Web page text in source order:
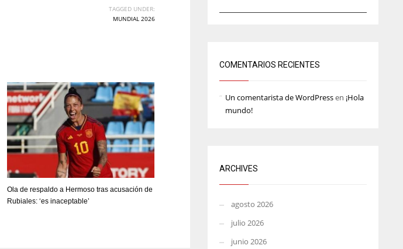
19 17
MIN
24
TAGGED UNDER:
MUNDIAL 2026
Ola de respaldo a Hermoso tras acusación de
Rubiales: ‘es inaceptable’
COMENTARIOS RECIENTES
Un comentarista de WordPressen ¡Hola
mundo!
ARCHIVES
agosto 2026
julio 2026
junio 2026